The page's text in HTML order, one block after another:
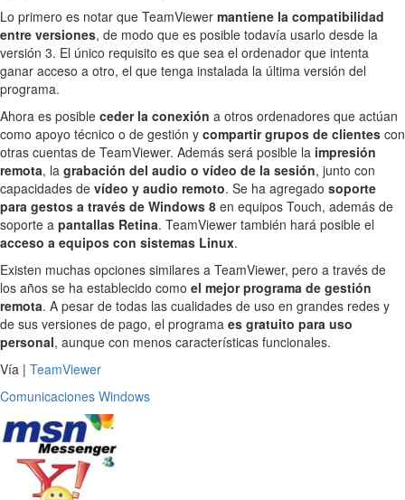
Lo primero es notar que TeamViewer mantiene la compatibilidad
entre versiones, de modo que es posible todavía usarlo desde la
versión 3. El único requisito es que sea el ordenador que intenta
ganar acceso a otro, el que tenga instalada la última versión del
programa.
Ahora es posible ceder la conexión a otros ordenadores que actúan
como apoyo técnico o de gestión y compartir grupos de clientes con
otras cuentas de TeamViewer. Además será posible la impresión
remota, la grabación del audio o vídeo de la sesión, junto con
capacidades de vídeo y audio remoto. Se ha agregado soporte
para gestos a través de Windows 8 en equipos Touch, además de
soporte a pantallas Retina. TeamViewer también hará posible el
acceso a equipos con sistemas Linux.
Existen muchas opciones similares a TeamViewer, pero a través de
los años se ha establecido como el mejor programa de gestión
remota. A pesar de todas las cualidades de uso en grandes redes y
de sus versiones de pago, el programa es gratuito para uso
personal, aunque con menos características funcionales.
Vía | TeamViewer
Comunicaciones Windows